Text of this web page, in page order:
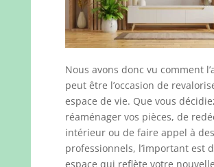
Nous avons donc vu comment
peut être l’occasion de
espace de vie. Que vous
réaménager vos pièces, de
intérieur ou de faire appel à des
professionnels, l’important est
espace qui reflète votre